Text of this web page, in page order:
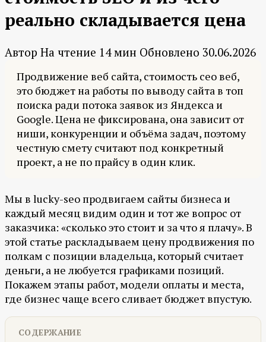
реально складывается цена
Автор На чтение 14 мин Обновлено 30.06.2026
Продвижение веб сайта, стоимость сео веб,
это бюджет на работы по выводу сайта в топ
поиска ради потока заявок из Яндекса и
Google. Цена не фиксирована, она зависит от
ниши, конкуренции и объёма задач, поэтому
честную смету считают под конкретный
проект, а не по прайсу в один клик.
Мы в lucky-seo продвигаем сайты бизнеса и
каждый месяц видим один и тот же вопрос от
заказчика: «сколько это стоит и за что я плачу». В
этой статье раскладываем цену продвижения по
полкам с позиции владельца, который считает
деньги, а не любуется графиками позиций.
Покажем этапы работ, модели оплаты и места,
где бизнес чаще всего сливает бюджет впустую.
СОДЕРЖАНИЕ